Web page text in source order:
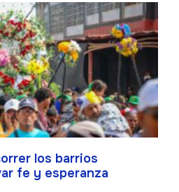
los barrios
fe y esperanza